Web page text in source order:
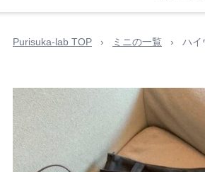
Purisuka-lab TOP › ミニの一覧 › ハイ